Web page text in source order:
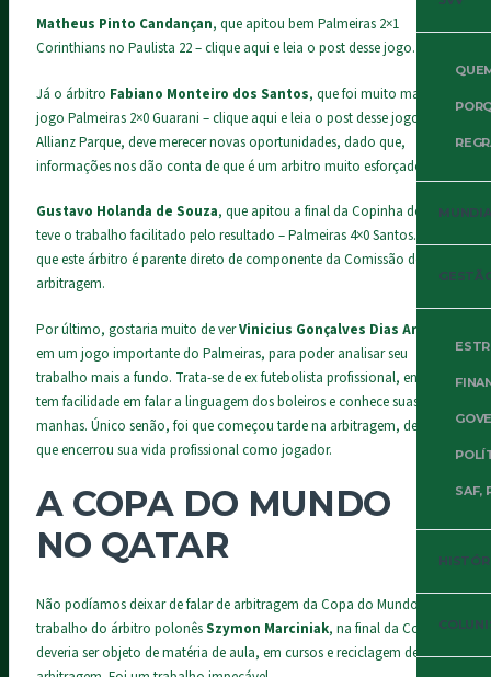
SAF,
Matheus Pinto Candançan, que apitou bem Palmeiras 2×1
Corinthians no Paulista 22 – clique aqui e leia o post desse jogo.
Já o árbitro Fabiano Monteiro dos Santos, que foi muito mal no
jogo Palmeiras 2×0 Guarani – clique aqui e leia o post desse jogo
Allianz Parque, deve merecer novas oportunidades, dado que,
informações nos dão conta de que é um arbitro muito esforçado.
Gustavo Holanda de Souza, que apitou a final da Copinha de 2022,
teve o trabalho facilitado pelo resultado –Palmeiras 4×0 Santos. Notas
que este árbitro é parente direto de componente da Comissão de
arbitragem.
Por último, gostaria muito de verVinicius Gonçalves Dias Araujo
em um jogo importante do Palmeiras, para poder analisar seu
trabalho mais a fundo. Trata-se de ex futebolista profissional, então
tem facilidade em falar a linguagem dos boleiros e conhece suas
manhas. Único senão, foi que começou tarde na arbitragem, depois
que encerrou sua vida profissional como jogador.
A COPA DO MUNDO
NO QATAR
Não podíamos deixar de falar de arbitragem da Copa do Mundo. O
trabalho do árbitro polonêsSzymon Marciniak, na final da Copa
deveria ser objeto de matéria de aula, em cursos e reciclagem de